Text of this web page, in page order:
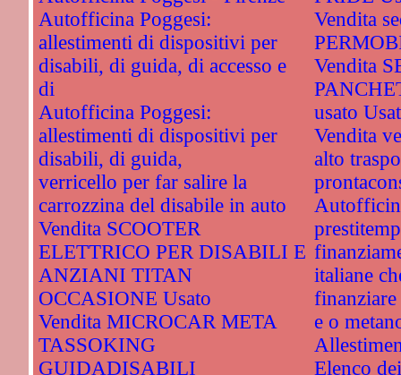
Autofficina Poggesi:
allestimenti di dispositivi per
disabili, di guida, di accesso e
di
Autofficina Poggesi:
allestimenti di dispositivi per
disabili, di guida,
verricello per far salire la
carrozzina del disabile in auto
Vendita SCOOTER
ELETTRICO PER DISABILI E
ANZIANI TITAN
OCCASIONE Usato
Vendita MICROCAR META
TASSOKING
GUIDADISABILI
Vendita
Vendita
usato
Vendita
alto
italiane
e o
Elenco